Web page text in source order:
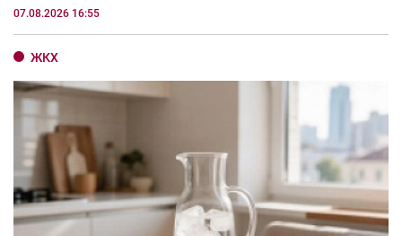
07.08.2026 16:55
ЖКХ